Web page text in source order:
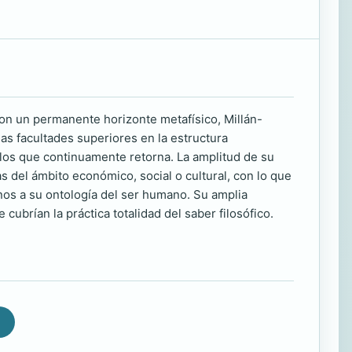
un permanente horizonte metafísico, Millán-
facultades superiores en la estructura
que continuamente retorna. La amplitud de su
del ámbito económico, social o cultural, con lo que
a su ontología del ser humano. Su amplia
la práctica totalidad del saber filosófico.